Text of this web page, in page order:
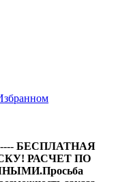
БЕСПЛАТНАЯ
РАСЧЕТ ПО